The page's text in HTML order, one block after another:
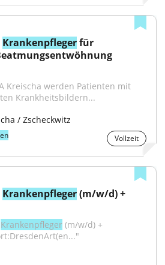
Krankenpfleger für
Kreischa werden Patienten mit
Krankheitsbildern...
/ Zscheckwitz
Vollzeit
Krankenpfleger (m/w/d) +
Krankenpfleger (m/w/d) +